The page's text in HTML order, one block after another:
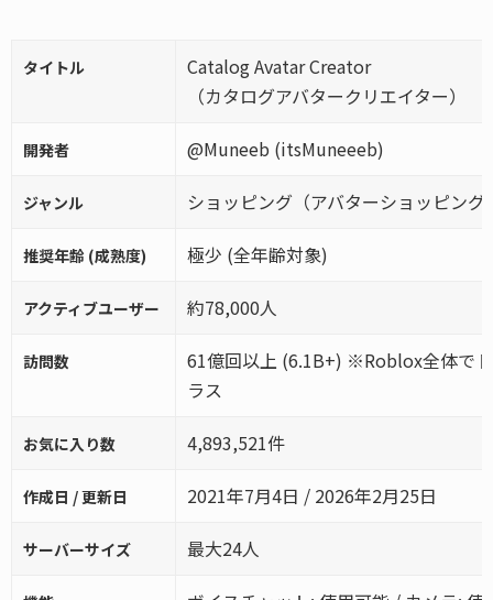
タイトル
Catalog Avatar Creator
（カタログアバタークリエイター）
開発者 @Muneeb (itsMuneeeb)
ジャンル ショッピング（アバターショッピング
推奨年齢 (成熟度) 極少 (全年齢対象)
アクティブユーザー 約78,000人
訪問数
61億回以上 (6.1B+) ※Roblox全体で
ラス
お気に入り数 4,893,521件
作成日 / 更新日 2021年7月4日 / 2026年2月25日
サーバーサイズ 最大24人